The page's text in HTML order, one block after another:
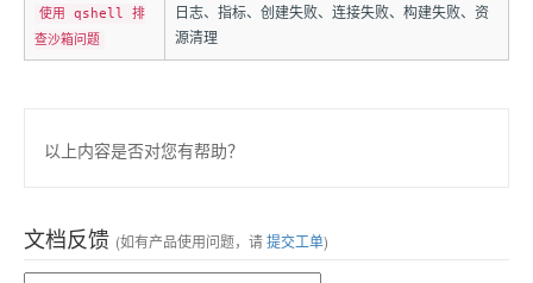
使用 qshell 排
查沙箱问题
日志、指标、创建失败、连接失败、构建失败、资
源清理
以上内容是否对您有帮助？
文档反馈 (如有产品使用问题，请提交工单)